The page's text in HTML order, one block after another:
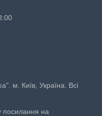
м. Київ, Україна. Всі
посилання на